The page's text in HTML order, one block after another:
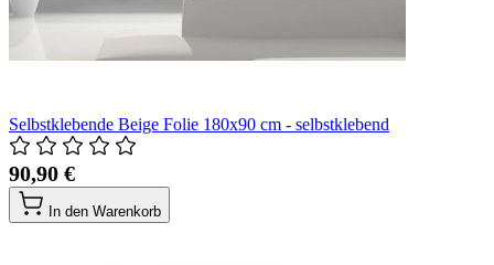
Selbstklebende Beige Folie 180x90 cm - selbstklebend
90,90 €
In den Warenkorb